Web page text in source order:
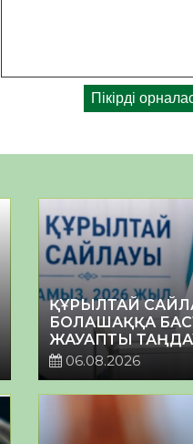
ҚҰРЫЛТАЙ
БОЛАШАҚҚА
ЖАУАПТЫ
06.08.2026